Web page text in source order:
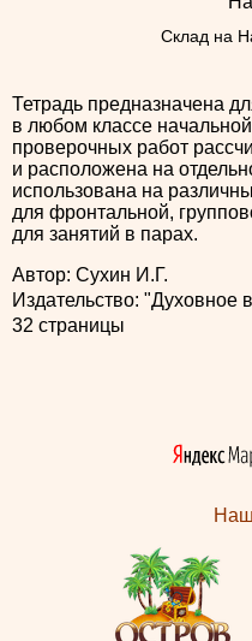
Склад на
Тетрадь предназначена
в любом классе
проверочных работ
и расположена на
использована на
для фронтальной,
для занятий в парах.
Автор: Сухин И.Г.
Издательство: "Духовное
32 страницы